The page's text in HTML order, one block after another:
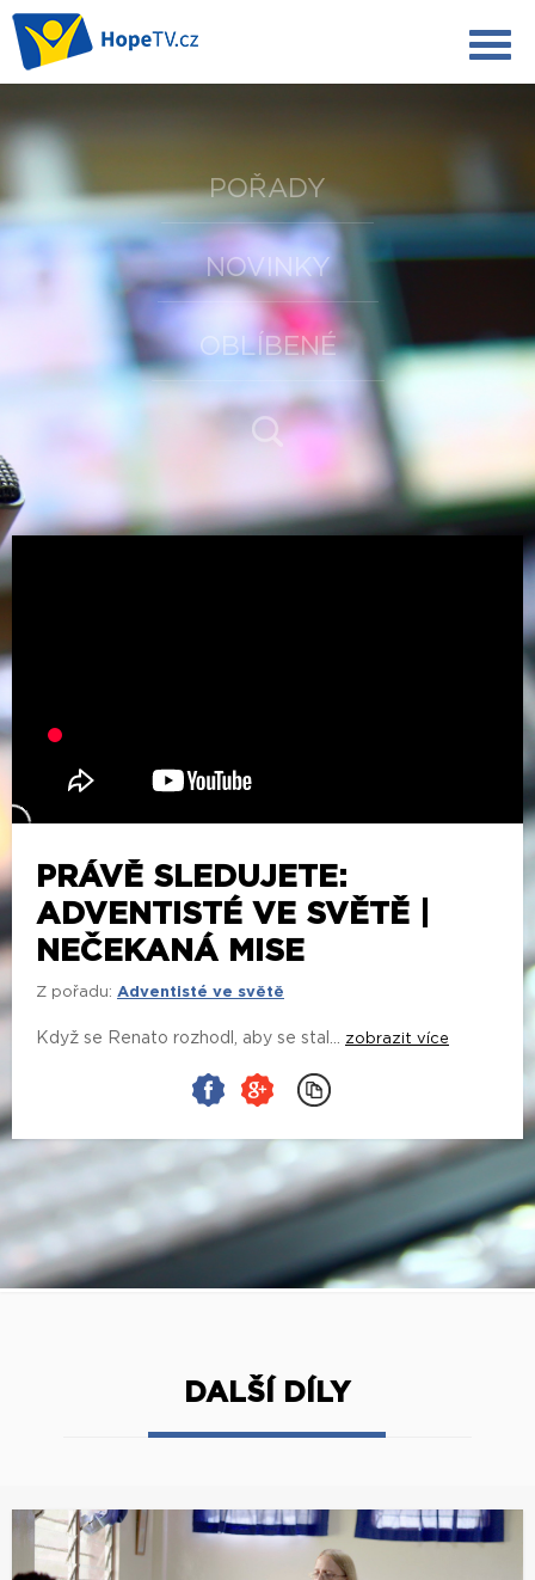
POŘADY
NOVINKY
OBLÍBENÉ
PRÁVĚ SLEDUJETE:
ADVENTISTÉ VE SVĚTĚ |
NEČEKANÁ MISE
Z pořadu: Adventisté ve světě
Když se Renato rozhodl, aby se stal... zobrazit více
DALŠÍ DÍLY